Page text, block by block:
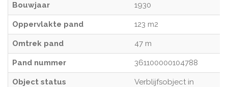
Bouwjaar 1930
Oppervlakte pand 123 m2
Omtrek pand 47 m
Pand nummer 361100000104788
Object status
Verblijfsobject in